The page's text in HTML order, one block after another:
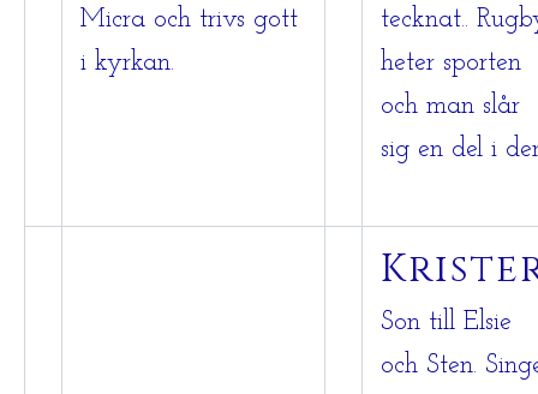
Micra och trivs gott
i kyrkan.
tecknat..
heter sporten
och man slår
sig en del i
Son till Elsie
och Sten.